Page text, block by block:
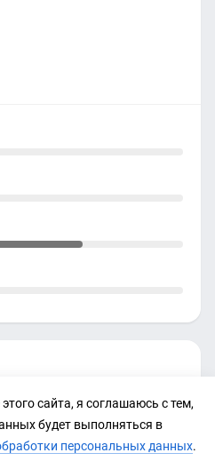
сайта, я соглашаюсь с тем,
будет выполняться в
персональных данных.